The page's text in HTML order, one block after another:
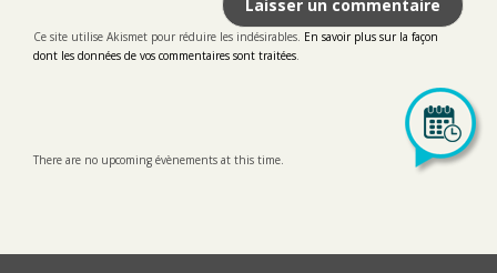
Ce site utilise Akismet pour réduire les indésirables. En savoir plus sur la façon
dont les données de vos commentaires sont traitées
There are no upcoming évènements at this time.